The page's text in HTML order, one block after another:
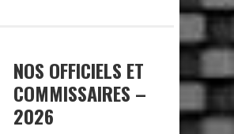
NOS OFFICIELS ET
COMMISSAIRES –
2026